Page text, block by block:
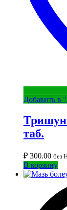
Добавить в
Тришун
таб.
₽ 300.00 без
В корзину